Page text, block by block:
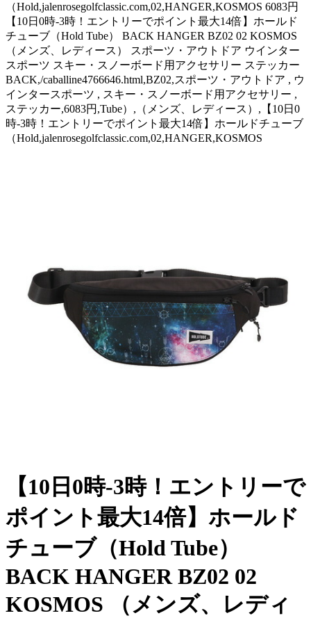
（Hold,jalenrosegolfclassic.com,02,HANGER,KOSMOS 6083円
【10日0時-3時！エントリーでポイント最大14倍】ホールド
チューブ（Hold Tube） BACK HANGER BZ02 02 KOSMOS
（メンズ、レディース） スポーツ・アウトドア ウインター
スポーツ スキー・スノーボード用アクセサリー ステッカー
BACK,/caballine4766646.html,BZ02,スポーツ・アウトドア , ウ
インタースポーツ , スキー・スノーボード用アクセサリー ,
ステッカー,6083円,Tube）,（メンズ、レディース）,【10日0
時-3時！エントリーでポイント最大14倍】ホールドチューブ
（Hold,jalenrosegolfclassic.com,02,HANGER,KOSMOS
【10日0時-3時！エントリーで
ポイント最大14倍】ホールド
チューブ（Hold Tube）
BACK HANGER BZ02 02
KOSMOS （メンズ、レディ